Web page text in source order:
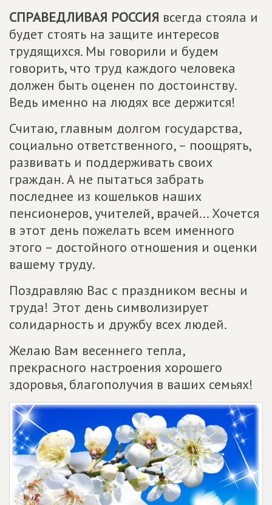
СПРАВЕДЛИВАЯ РОССИЯ всегда стояла и
будет стоять на защите интересов
трудящихся. Мы говорили и будем
говорить, что труд каждого человека
должен быть оценен по достоинству.
Ведь именно на людях все держится!
Считаю, главным долгом государства,
социально ответственного, – поощрять,
развивать и поддерживать своих
граждан. А не пытаться забрать
последнее из кошельков наших
пенсионеров, учителей, врачей... Хочется
в этот день пожелать всем именного
этого – достойного отношения и оценки
вашему труду.
Поздравляю Вас с праздником весны и
труда! Этот день символизирует
солидарность и дружбу всех людей.
Желаю Вам весеннего тепла,
прекрасного настроения хорошего
здоровья, благополучия в ваших семьях!